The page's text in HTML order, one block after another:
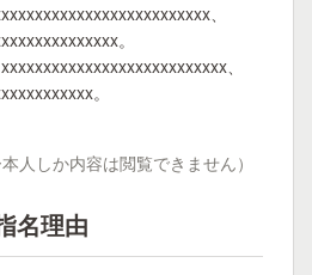
、
。
、
。
人しか内容は閲覧できません）
名理由